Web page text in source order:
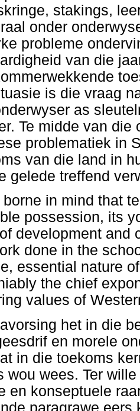
stakings,
onder
probleme
van die
is die vraag
as
Te midde van
problematiek in
van die land in
gelede treffend
borne in mind that
possession, its
development and
done in the
essential nature
the chief
values of
het in die
en morele
in die toekoms
wou wees. Ter
en konseptuele
paragrawe eers